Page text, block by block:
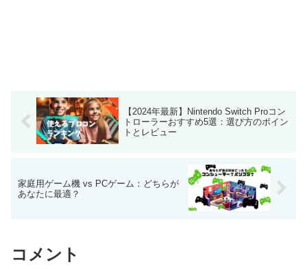
【2024年最新】Nintendo Switch Proコン
トローラーおすすめ5選：選び方のポイン
トとレビュー
家庭用ゲーム機 vs PCゲーム：どちらが
あなたに最適？
コメント